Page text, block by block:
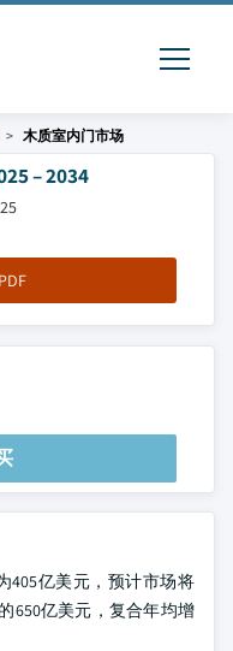
木质室内门市场
– 2034
405亿美元，预计市场将
650亿美元，复合年均增